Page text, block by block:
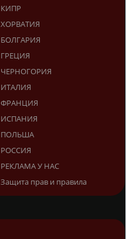
КИПР
ХОРВАТИЯ
БОЛГАРИЯ
ГРЕЦИЯ
ЧЕРНОГОРИЯ
ИТАЛИЯ
ФРАНЦИЯ
ИСПАНИЯ
ПОЛЬША
РОССИЯ
РЕКЛАМА У НАС
Защита прав и правила